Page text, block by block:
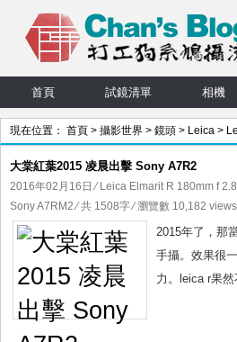
首頁 試鏡清單 相機
現在位置： 首頁 > 攝影世界 > 鏡頭 > Leica >
大棠紅葉2015 凌晨出擊 Sony A7R2
2016年02月16日 ⁄ Leica Elmarit R 180mm f 2.8
Sony A7RM2⁄ 共 1508字 ⁄ 瀏覽數 10,182
2015年了，那
手攝。效果很
力。leica r果